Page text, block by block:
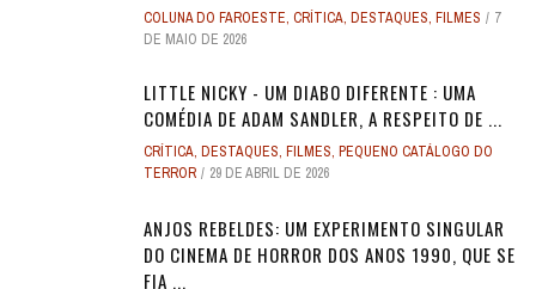
COLUNA DO FAROESTE, CRÍTICA, DESTAQUES, FILMES
7
DE MAIO DE 2026
LITTLE NICKY - UM DIABO DIFERENTE : UMA
COMÉDIA DE ADAM SANDLER, A RESPEITO DE ...
CRÍTICA, DESTAQUES, FILMES, PEQUENO CATÁLOGO DO
TERROR
29 DE ABRIL DE 2026
ANJOS REBELDES: UM EXPERIMENTO SINGULAR
DO CINEMA DE HORROR DOS ANOS 1990, QUE SE
FIA ...